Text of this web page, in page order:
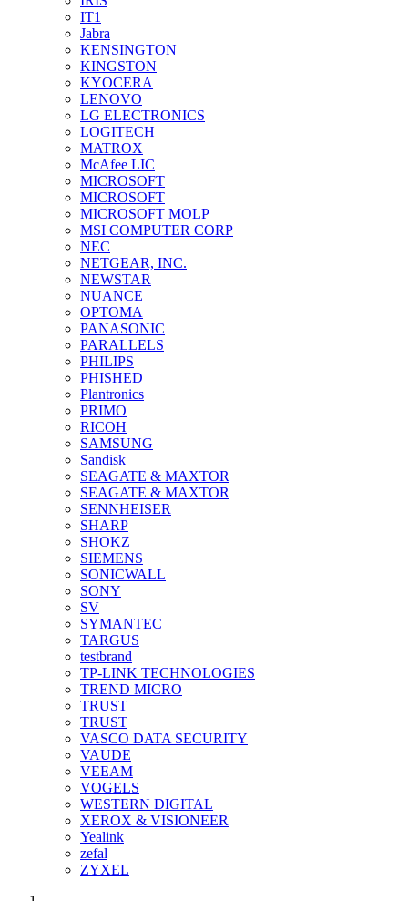
IT1
Jabra
KENSINGTON
KINGSTON
KYOCERA
LENOVO
LG ELECTRONICS
LOGITECH
MATROX
McAfee LIC
MICROSOFT
MICROSOFT
MICROSOFT MOLP
MSI COMPUTER CORP
NEC
NETGEAR, INC.
NEWSTAR
NUANCE
OPTOMA
PANASONIC
PARALLELS
PHILIPS
PHISHED
Plantronics
PRIMO
RICOH
SAMSUNG
Sandisk
SEAGATE & MAXTOR
SEAGATE & MAXTOR
SENNHEISER
SHARP
SHOKZ
SIEMENS
SONICWALL
SONY
SV
SYMANTEC
TARGUS
testbrand
TP-LINK TECHNOLOGIES
TREND MICRO
TRUST
TRUST
VASCO DATA SECURITY
VAUDE
VEEAM
VOGELS
WESTERN DIGITAL
XEROX & VISIONEER
Yealink
zefal
ZYXEL